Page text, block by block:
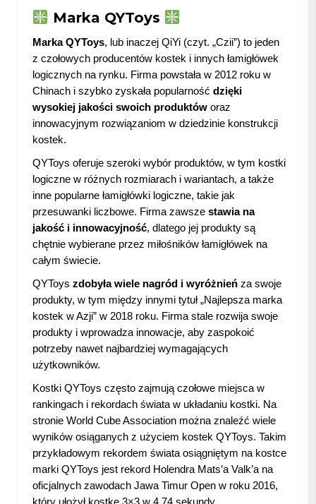
Marka QYToys
Marka QYToys, lub inaczej QiYi (czyt. „Czii”) to jeden
z czołowych producentów kostek i innych łamigłówek
logicznych na rynku. Firma powstała w 2012 roku w
Chinach i szybko zyskała popularność dzięki
wysokiej jakości swoich produktów oraz
innowacyjnym rozwiązaniom w dziedzinie konstrukcji
kostek.
QYToys oferuje szeroki wybór produktów, w tym kostki
logiczne w różnych rozmiarach i wariantach, a także
inne popularne łamigłówki logiczne, takie jak
przesuwanki liczbowe. Firma zawsze stawia na
jakość i innowacyjność, dlatego jej produkty są
chętnie wybierane przez miłośników łamigłówek na
całym świecie.
QYToys zdobyła wiele nagród i wyróżnień za swoje
produkty, w tym między innymi tytuł „Najlepsza marka
kostek w Azji” w 2018 roku. Firma stale rozwija swoje
produkty i wprowadza innowacje, aby zaspokoić
potrzeby nawet najbardziej wymagających
użytkowników.
Kostki QYToys często zajmują czołowe miejsca w
rankingach i rekordach świata w układaniu kostki. Na
stronie World Cube Association można znaleźć wiele
wyników osiąganych z użyciem kostek QYToys. Takim
przykładowym rekordem świata osiągniętym na kostce
marki QYToys jest rekord Holendra Mats’a Valk’a na
oficjalnych zawodach Jawa Timur Open w roku 2016,
który ułożył kostkę 3×3 w 4.74 sekundy.